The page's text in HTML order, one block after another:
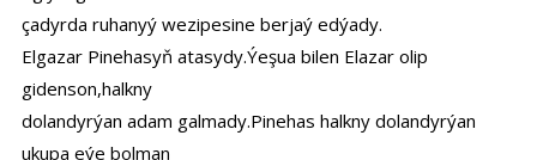
çadyrda ruhanyý wezipesine berjaý edýady.
Elgazar Pinehasyň atasydy.Ýeşua bilen Elazar olip
gidenson,halkny
dolandyrýan adam galmady.Pinehas halkny dolandyrýan
ukupa eýe bolman